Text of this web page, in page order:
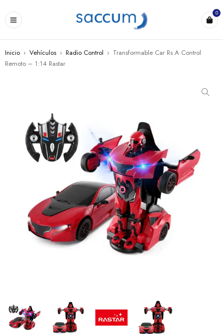
0
Inicio › Vehículos › Radio Control › Transformable Car Rs A Control
Remoto – 1:14 Rastar